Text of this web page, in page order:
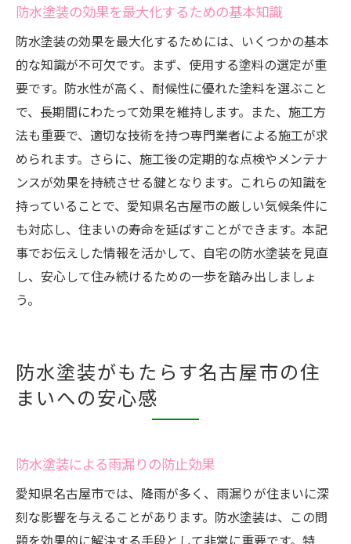
持続可能な建築物を目指す防水塗装
防水塗装によるエネルギー効率の向上
長寿命化と環境保全を両立する防水塗装
防水塗装がもたらす地球環境への貢献
住まいの未来を支えるエコロジカルな防水
塗装
防水塗装の効果を最大化するための基本知識
防水塗装の効果を最大化するためには、いくつかの基本
的な知識が不可欠です。まず、使用する塗料の選定が重
要です。防水性が高く、耐候性に優れた塗料を選ぶこと
で、長期間にわたって効果を維持します。また、施工方
法も重要で、適切な技術を持つ専門業者による施工が求
められます。さらに、施工後の定期的な点検やメンテナ
ンスが効果を持続させる鍵となります。これらの知識を
持っていることで、愛知県名古屋市の厳しい気候条件に
も対応し、住まいの寿命を延ばすことができます。本記
事でお伝えした情報を活かして、自宅の防水塗装を見直
し、安心して住み続けるための一歩を踏み出しましょ
う。
防水塗装がもたらす名古屋市の住
まいへの安心感
防水塗装による雨漏りの防止効果
愛知県名古屋市では、降雨が多く、雨漏りが住まいに深
刻な影響を与えることがあります。防水塗装は、この問
題を効果的に解決する手段として非常に重要です。特